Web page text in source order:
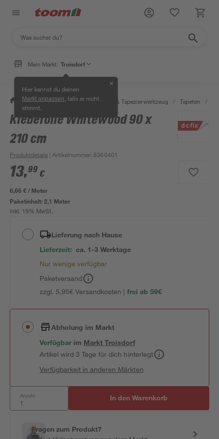
Mein Markt: Troisdorf
Hier kannst du deinen
Markt anpassen , falls er nicht
stimmt.
✕
/ Wohnen & Haushalt / Tapeten & Tapezierwerkzeug / Tapeten /
Klebefolie Whitewood 90 x
210 cm
Produktdetails | Artikelnummer: 8360401
13,99 €
6,66 € / Meter
Paketinhalt:2,1 Meter
inkl. 19% MwSt.
Lieferung nach Hause
Lieferzeit: ca. 1-3 Werktage
Nur wenige verfügbar
Paketversand
zzgl. 5,95€ Versandkosten | frei ab 59€
Abholung im Markt
Verfügbar im MarktTroisdorf
Artikel wird 3 Tage für dich hinterlegt
Verfügbarkeit in anderen Märkten
Anzahl: In den Warenkorb
Fragen zum Produkt?